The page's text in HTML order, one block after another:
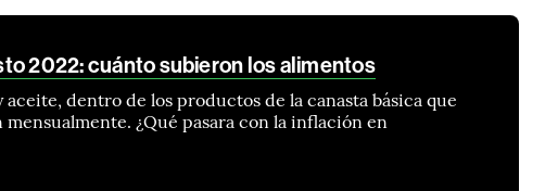
2022: cuánto subieron los alimentos
aceite, dentro de los productos de la canasta básica que
mensualmente. ¿Qué pasara con la inflación en